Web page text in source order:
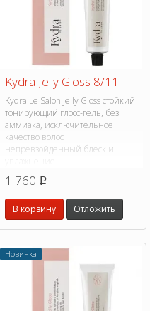
Kydra Jelly Gloss 8/11
Kydra Le Salon Jelly Gloss стойкий
тонирующий глосс-гель, без
аммиака, исключительное
качество волос
непревзойденный блеск и
1 760 p
В корзину Отложить
Новинка